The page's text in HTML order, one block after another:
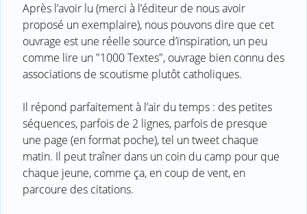
Après l’avoir lu (merci à l’éditeur de nous avoir
proposé un exemplaire), nous pouvons dire que cet
ouvrage est une réelle source d’inspiration, un peu
comme lire un "1000 Textes", ouvrage bien connu des
associations de scoutisme plutôt catholiques.
Il répond parfaitement à l’air du temps : des petites
séquences, parfois de 2 lignes, parfois de presque
une page (en format poche), tel un tweet chaque
matin. Il peut traîner dans un coin du camp pour que
chaque jeune, comme ça, en coup de vent, en
parcoure des citations.